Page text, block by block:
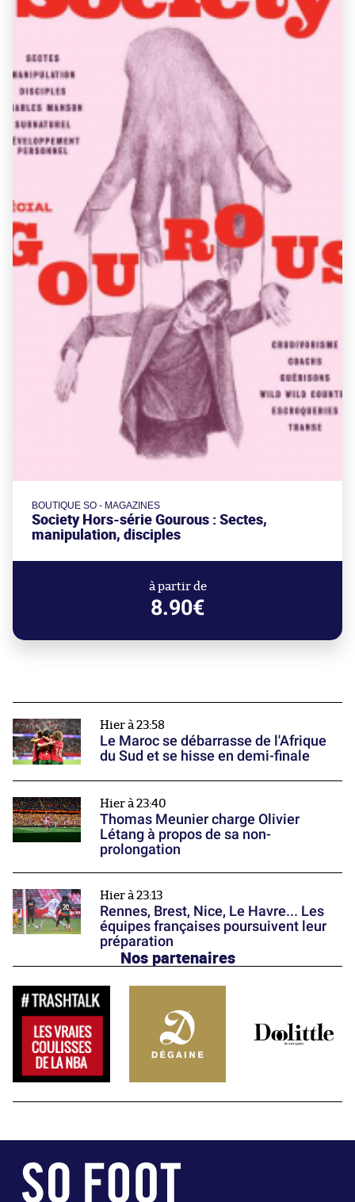
BOUTIQUE SO - MAGAZINES
Society Hors-série Gourous : Sectes,
manipulation, disciples
à partir de
8.90€
Hier à 23:58
Le Maroc se débarrasse de l'Afrique
du Sud et se hisse en demi-finale
Hier à 23:40
Thomas Meunier charge Olivier
Létang à propos de sa non-
prolongation
Hier à 23:13
Rennes, Brest, Nice, Le Havre... Les
équipes françaises poursuivent leur
préparation
Nos partenaires